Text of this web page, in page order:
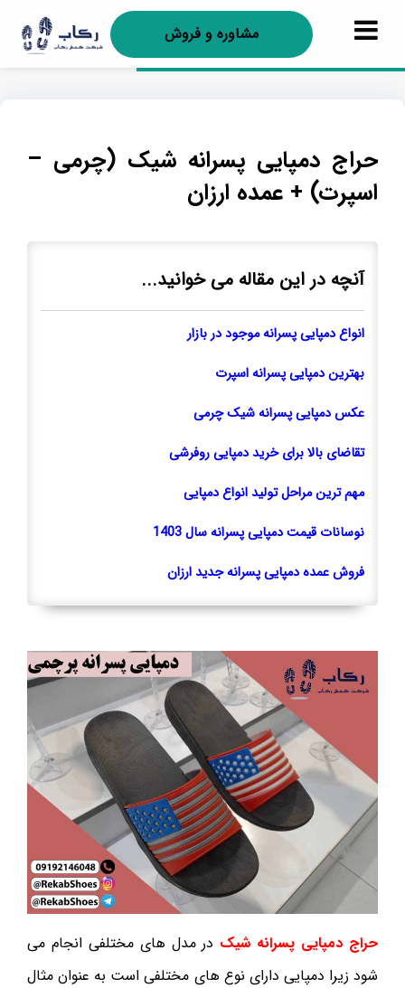
مشاوره و فروش
حراج دمپایی پسرانه شیک (چرمی –
اسپرت) + عمده ارزان
آنچه در این مقاله می خوانید...
انواع دمپایی پسرانه موجود در بازار
بهترین دمپایی پسرانه اسپرت
عکس دمپایی پسرانه شیک چرمی
تقاضای بالا برای خرید دمپایی روفرشی
مهم ترین مراحل تولید انواع دمپایی
نوسانات قیمت دمپایی پسرانه سال 1403
فروش عمده دمپایی پسرانه جدید ارزان
حراج دمپایی پسرانه شیک در مدل های مختلفی انجام می
شود زیرا دمپایی دارای نوع های مختلفی است به عنوان مثال